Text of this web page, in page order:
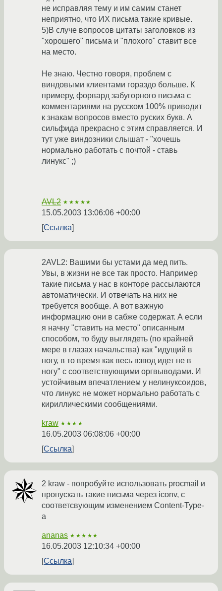
не исправляя тему и им самим станет
неприятно, что ИХ письма такие кривые.
5)В случе вопросов цитаты заголовков из
"хорошего" письма и "плохого" ставит все
на место.
Не знаю. Честно говоря, проблем с
виндовыми клиентами гораздо больше. К
примеру, форвард забугорного письма с
комментариями на русском 100% приводит
к знакам вопросов вместо руских букв. А
сильфида прекрасно с этим справляется. И
тут уже виндозники слышат - "хочешь
нормально работать с почтой - ставь
линукс" ;)
AVL2 ★★★★★
15.05.2003 13:06:06 +00:00
Ссылка
2AVL2: Вашими бы устами да мед пить.
Увы, в жизни не все так просто. Например
такие письма у нас в конторе рассылаются
автоматически. И отвечать на них не
требуется вообще. А вот важную
информацию они в сабже содержат. А если
я начну "ставить на место" описанным
способом, то буду выглядеть (по крайней
мере в глазах начальства) как "идущий в
ногу, в то время как весь взвод идет не в
ногу" с соответствующими оргвыводами. И
устойчивым впечатлением у нелинуксоидов,
что линукс не может нормально работать с
кириллическими сообщениями.
kraw ★★★★
16.05.2003 06:08:06 +00:00
Ссылка
2 kraw - попробуйте использовать procmail и
пропускать такие письма через iconv, с
соответсвующим изменением Content-Type-
а
ananas ★★★★★
16.05.2003 12:10:34 +00:00
Ссылка